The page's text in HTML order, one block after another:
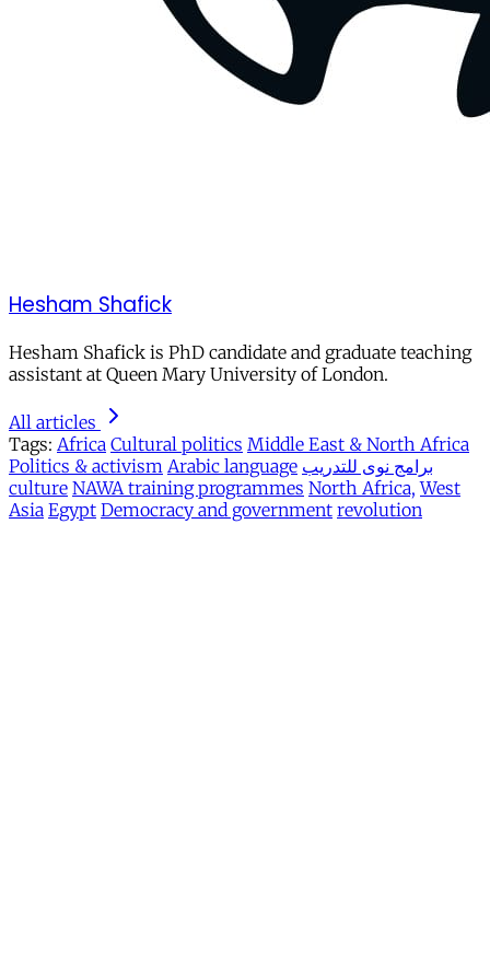
Hesham Shafick
Hesham Shafick is PhD candidate and graduate teaching
assistant at Queen Mary University of London.
All articles
Tags: Africa Cultural politics Middle East & North Africa
Politics & activism Arabic language برامج نوى للتدريب
culture NAWA training programmes North Africa, West
Asia Egypt Democracy and government revolution